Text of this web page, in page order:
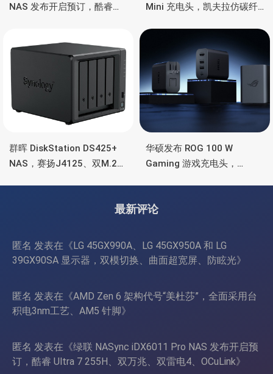
NAS 发布开启预订，酷睿
Mini 充电头，凯夫拉仿碳纤
群晖 DiskStation DS425+
NAS，赛扬J4125、双M.2
华硕发布 ROG 100 W
Gaming 游戏充电头，
最新评论
匿名 发表在《LG 45GX990A、LG 45GX950A 和 LG
39GX90SA 显示器，双模切换、曲面超宽屏、防眩光》
匿名 发表在《AMD Zen 6 架构代号“美杜莎”，全面采用台
积电3nm工艺、AM5 针脚》
匿名 发表在《绿联 NASync iDX6011 Pro NAS 发布开启预
订，酷睿 Ultra 7 255H、双万兆、双雷电4、OCuLink》